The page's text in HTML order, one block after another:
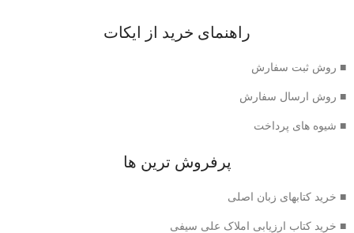
راهنمای خرید از ایکات
■ روش ثبت سفارش
■ روش ارسال سفارش
■ شیوه های پرداخت
پرفروش ترین ها
■ خرید کتابهای زبان اصلی
■ خرید کتاب ارزیابی املاک علی سیفی